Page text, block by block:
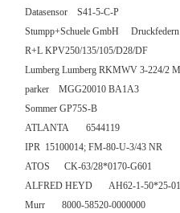
Datasensor S41-5-C-P
Stumpp+Schuele GmbH Druckfedern
R+L KPV250/135/105/D28/DF
Lumberg Lumberg RKMWV 3-224/2 M
parker MGG20010 BA1A3
Sommer GP75S-B
ATLANTA 6544119
IPR 15100014; FM-80-U-3/43 NR
ATOS CK-63/28*0170-G601
ALFRED HEYD AH62-1-50*25-01
Murr 8000-58520-0000000